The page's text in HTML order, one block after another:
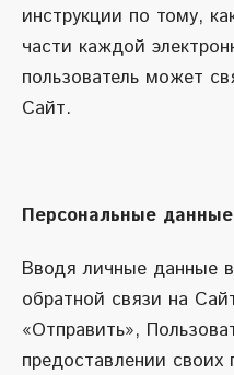
инструкции по тому,
части каждой
пользователь может
Сайт.
Персональные
Вводя личные данные
обратной связи на
«Отправить»,
предоставлении